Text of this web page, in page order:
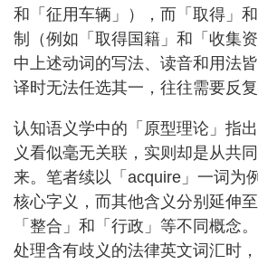
和「征用车辆」），而「取得」
制（例如「取得国籍」和「收集
中上述动词的写法、读音和用法
译时无法任选其一，往往需要反复
认知语义学中的「原型理论」指
义看似毫无关联，实则却是从共
来。笔者续以「acquire」一词为
核心字义，而其他含义分别延伸至
「整合」和「行政」等不同概念
处理含有歧义的法律英文词汇时